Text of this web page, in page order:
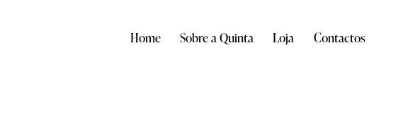
Home Sobre a Quinta Loja Contactos